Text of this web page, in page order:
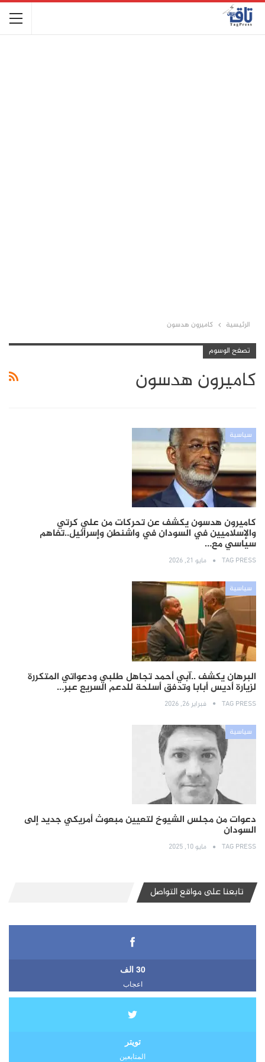
الرئيسية كاميرون هدسون
تصفح الوسوم
كاميرون هدسون
سياسية
كاميرون هدسون يكشف عن تحركات من علي كرتي
والإسلاميين في السودان في واشنطن وإسرائيل..تفاهم
سياسي مع…
TAG PRESS مايو 21, 2026
سياسية
البرهان يكشف ..آبي أحمد تجاهل طلبي ودعواتي المتكررة
لزيارة أديس أبابا وتدفق أسلحة للدعم السريع عبر…
TAG PRESS فبراير 26, 2026
سياسية
دعوات من مجلس الشيوخ لتعيين مبعوث أمريكي جديد إلى
السودان
TAG PRESS مايو 10, 2025
تابعنا على مواقع التواصل
30 الف
اعجاب
تويتر
المتابعين